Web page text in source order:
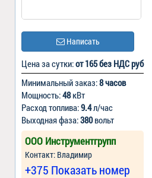
Написать
Цена за сутки:от 165 без НДС руб
Минимальный заказ:8 часов
Мощность:48кВт
Расход топлива:9.4л/час
Выходная фаза:380вольт
ООО Инструментгрупп
Контакт: Владимир
+375 Показать номер